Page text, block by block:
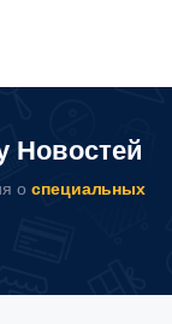
Новостей
о специальных